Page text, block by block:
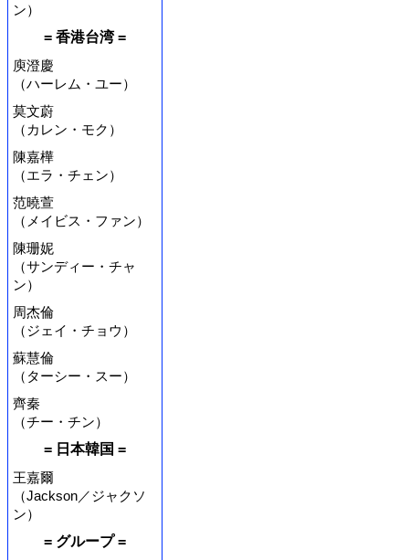
ン）
= 香港台湾 =
庾澄慶
（ハーレム・ユー）
莫文蔚
（カレン・モク）
陳嘉樺
（エラ・チェン）
范曉萱
（メイビス・ファン）
陳珊妮
（サンディー・チャ
ン）
周杰倫
（ジェイ・チョウ）
蘇慧倫
（ターシー・スー）
齊秦
（チー・チン）
= 日本韓国 =
王嘉爾
（Jackson／ジャクソ
ン）
= グループ =